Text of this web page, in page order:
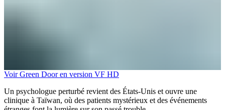
Voir Green Door en version VF HD
Un psychologue perturbé revient des États-Unis et ouvre une
clinique à Taïwan, où des patients mystérieux et des événements